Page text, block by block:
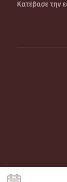
Κατέβασε την